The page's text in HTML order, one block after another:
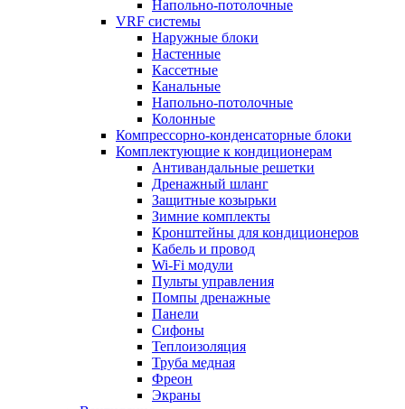
Напольно-потолочные
VRF системы
Наружные блоки
Настенные
Кассетные
Канальные
Напольно-потолочные
Колонные
Компрессорно-конденсаторные блоки
Комплектующие к кондиционерам
Антивандальные решетки
Дренажный шланг
Защитные козырьки
Зимние комплекты
Кронштейны для кондиционеров
Кабель и провод
Wi-Fi модули
Пульты управления
Помпы дренажные
Панели
Сифоны
Теплоизоляция
Труба медная
Фреон
Экраны